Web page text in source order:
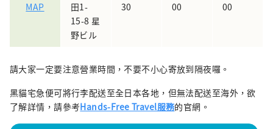
MAP
田1-
15-8 星
野ビル
30
00
00
請大家一定要注意營業時間，不要不小心寄放到隔夜囉。
黑貓宅急便可將行李配送至全日本各地，但無法配送至海外，欲
了解詳情，請參考Hands-Free Travel服務的官網。